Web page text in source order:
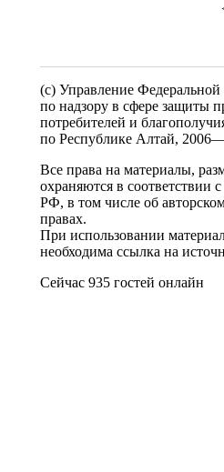
(c) Управление
по надзору в сфере защиты
потребителей и
по Республике Алтай,
Все права на материалы,
охраняются в соответствии
РФ, в том числе об
правах.
При использовании
необходима ссылка на
Сейчас 935 гостей онлайн